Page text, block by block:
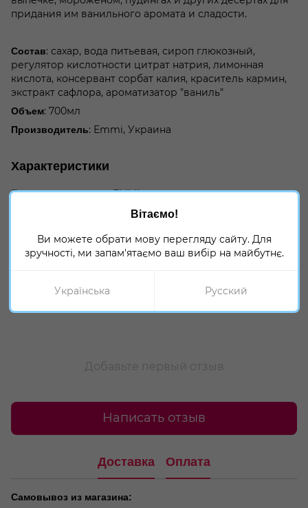
придания им ванильного аромата и сладости.
Состав: сахар, вода питьевая, сироп глюкозный,
регулятор кислотности цитрат натрия, лимонная
кислота, консервант сорбат калия, краситель кармин,
экстракт сафлора, ароматизатор "ваниль"
Объем: 700мл
Производитель: Emmi, Украина
Характеристики
Бренд
EMMI
Ингредиенты кондитера, Сиропы и
Отзывы
Добавьте первый отзыв
Написать отзыв
Доставка Оплата
Самовывоз из магазина:
Вітаємо!
Ви можете обрати мову перегляду сайту. Для
зручності, ми запам'ятаємо ваш вибір на майбутнє.
Українська Русский